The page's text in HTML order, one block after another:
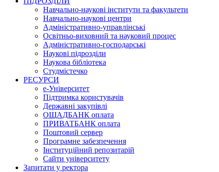
Навчально-наукові інститути та факультети
Навчально-наукові центри
Адміністративно-управлінські
Освітньо-виховний та науковий процес
Адміністративно-господарські
Наукові підрозділи
Наукова бібліотека
Студмістечко
РЕСУРСИ
е-Університет
Підтримка користувачів
Державні закупівлі
ОЩАДБАНК оплата
ПРИВАТБАНК оплата
Поштовий сервер
Програмне забезпечення
Інституційний репозитарій
Сайти університету
Запитати у ректора